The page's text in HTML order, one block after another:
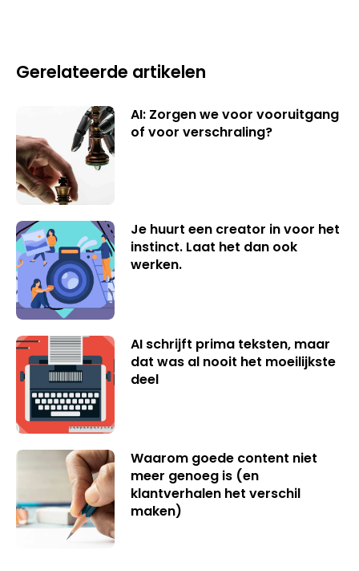
Gerelateerde artikelen
AI: Zorgen we voor vooruitgang
of voor verschraling?
Je huurt een creator in voor het
instinct. Laat het dan ook
werken.
AI schrijft prima teksten, maar
dat was al nooit het moeilijkste
deel
Waarom goede content niet
meer genoeg is (en
klantverhalen het verschil
maken)